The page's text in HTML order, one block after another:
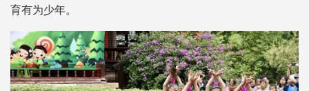
育有为少年。